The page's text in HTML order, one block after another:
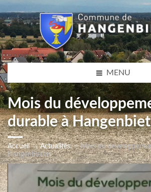
MENU
Mois du
durable à
Accueil Actualités
Mois du
Hangenbieten